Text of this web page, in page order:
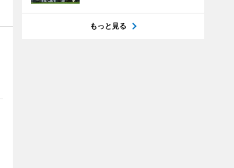
もっと見る